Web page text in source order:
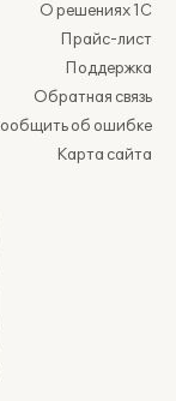
О решениях 1С
Прайс-лист
Поддержка
Обратная связь
об ошибке
Карта сайта